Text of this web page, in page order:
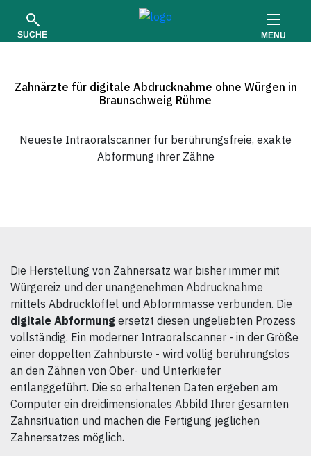
SUCHE MENU
Zahnärzte für digitale Abdrucknahme ohne Würgen in
Braunschweig Rühme
Neueste Intraoralscanner für berührungsfreie, exakte
Abformung ihrer Zähne
Die Herstellung von Zahnersatz war bisher immer mit
Würgereiz und der unangenehmen Abdrucknahme
mittels Abdrucklöffel und Abformmasse verbunden. Die
digitale Abformung ersetzt diesen ungeliebten Prozess
vollständig. Ein moderner Intraoralscanner - in der Größe
einer doppelten Zahnbürste - wird völlig berührungslos
an den Zähnen von Ober- und Unterkiefer
entlanggeführt. Die so erhaltenen Daten ergeben am
Computer ein dreidimensionales Abbild Ihrer gesamten
Zahnsituation und machen die Fertigung jeglichen
Zahnersatzes möglich.